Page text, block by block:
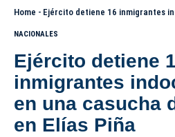
Home - Ejército detiene 16 inmigrantes
NACIONALES
Ejército detiene
inmigrantes
en una casucha
en Elías Piña